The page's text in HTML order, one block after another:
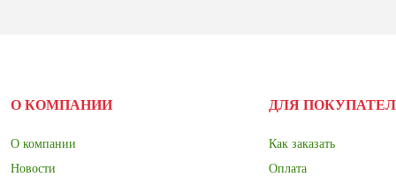
О КОМПАНИИ
О компании
Новости
ДЛЯ
Как заказать
Оплата